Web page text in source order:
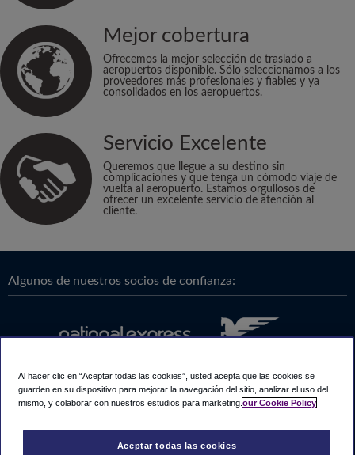
Mejor cobertura
Ofrecemos la mejor selección de traslado a
aeropuertos disponible. Sólo seleccionamos a los
proveedores más profesionales y fiables y ya
consolidados en los aeropuertos.
Servicio Excelente
Queremos que llegue a su destino sin
complicaciones y que tenga un cómodo viaje de
vuelta al aeropuerto. Estamos orgullosos de
ofrecer un excelente servicio de atención al
cliente.
Algunos de nuestros socios de confianza:
Al hacer clic en “Aceptar todas las cookies”, usted acepta que las cookies se
guarden en su dispositivo para mejorar la navegación del sitio, analizar el uso del
mismo, y colaborar con nuestros estudios para marketing. our Cookie Policy
Aceptar todas las cookies